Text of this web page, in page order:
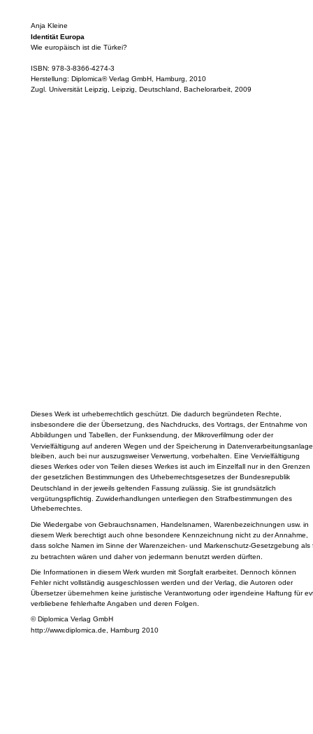
Anja Kleine
Identität Europa
Wie europäisch ist die Türkei?
ISBN: 978-3-8366-4274-3
Herstellung: Diplomica® Verlag GmbH, Hamburg, 2010
Zugl. Universität Leipzig, Leipzig, Deutschland, Bachelorarbeit, 2009
Dieses Werk ist urheberrechtlich geschützt. Die dadurch begründeten Rechte,
insbesondere die der Übersetzung, des Nachdrucks, des Vortrags, der Entnahme von
Abbildungen und Tabellen, der Funksendung, der Mikroverfilmung oder der
Vervielfältigung auf anderen Wegen und der Speicherung in
bleiben, auch bei nur auszugsweiser Verwertung, vorbehalten. Eine Vervielfältigung
dieses Werkes oder von Teilen dieses Werkes ist auch im Einzelfall nur in den Grenzen
der gesetzlichen Bestimmungen des Urheberrechtsgesetzes der Bundesrepublik
Deutschland in der jeweils geltenden Fassung zulässig. Sie ist grundsätzlich
vergütungspflichtig. Zuwiderhandlungen unterliegen den Strafbestimmungen des
Urheberrechtes.
Die Wiedergabe von Gebrauchsnamen, Handelsnamen, Warenbezeichnungen usw. in
diesem Werk berechtigt auch ohne besondere Kennzeichnung nicht zu der Annahme,
dass solche Namen im Sinne der Warenzeichen- und Markenschutz-Gesetzgebung als
zu betrachten wären und daher von jedermann benutzt werden dürften.
Die Informationen in diesem Werk wurden mit Sorgfalt erarbeitet. Dennoch können
Fehler nicht vollständig ausgeschlossen werden und der Verlag, die Autoren oder
Übersetzer übernehmen keine juristische Verantwortung oder irgendeine Haftung für
verbliebene fehlerhafte Angaben und deren Folgen.
© Diplomica Verlag GmbH
http://www.diplomica.de, Hamburg 2010